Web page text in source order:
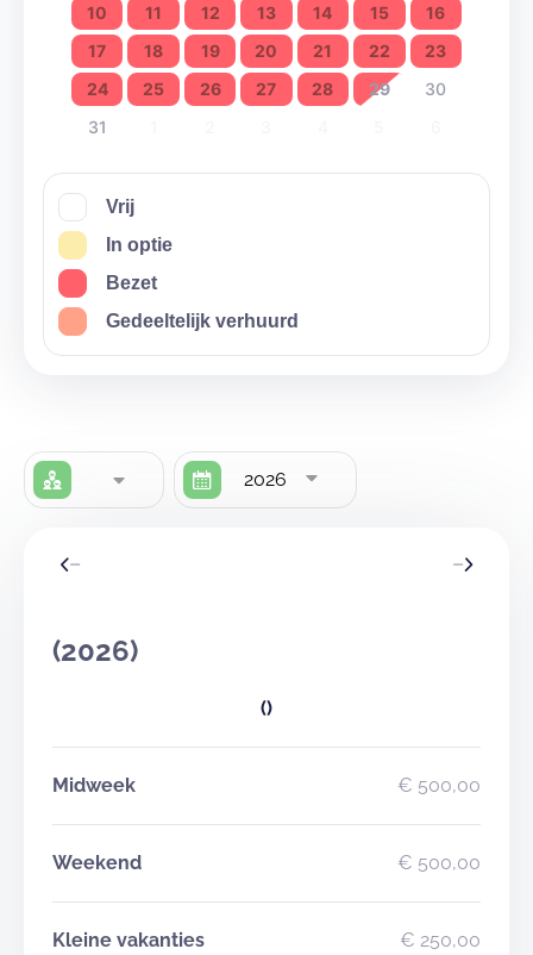
10
11 12 13 14 15
16
17
18 19 20 21 22
23
24
25 26 27 28 29
30
31
Vrij
In optie
Bezet
Gedeeltelijk verhuurd
2026
(2026)
()
Midweek € 500,00
Weekend € 500,00
Kleine vakanties € 250,00